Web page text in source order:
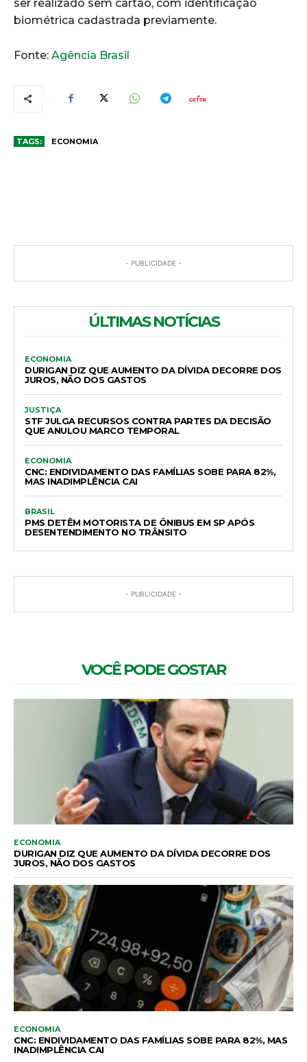
ser realizado sem cartão, com identificação
biométrica cadastrada previamente.
Fonte: Agência Brasil
TAGS: ECONOMIA
- PUBLICIDADE -
ÚLTIMAS NOTÍCIAS
ECONOMIA
DURIGAN DIZ QUE AUMENTO DA DÍVIDA DECORRE DOS
JUROS, NÃO DOS GASTOS
JUSTIÇA
STF JULGA RECURSOS CONTRA PARTES DA DECISÃO
QUE ANULOU MARCO TEMPORAL
ECONOMIA
CNC: ENDIVIDAMENTO DAS FAMÍLIAS SOBE PARA 82%,
MAS INADIMPLÊNCIA CAI
BRASIL
PMS DETÊM MOTORISTA DE ÔNIBUS EM SP APÓS
DESENTENDIMENTO NO TRÂNSITO
- PUBLICIDADE -
VOCÊ PODE GOSTAR
ECONOMIA
DURIGAN DIZ QUE AUMENTO DA DÍVIDA DECORRE DOS
JUROS, NÃO DOS GASTOS
ECONOMIA
CNC: ENDIVIDAMENTO DAS FAMÍLIAS SOBE PARA 82%, MAS
INADIMPLÊNCIA CAI